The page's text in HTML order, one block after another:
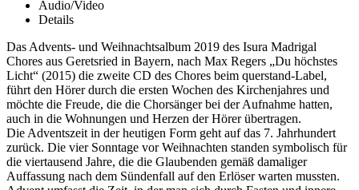
Audio/Video
Details
Das Advents- und Weihnachtsalbum 2019 des Isura Madrigal
Chores aus Geretsried in Bayern, nach Max Regers „Du höchstes
Licht“ (2015) die zweite CD des Chores beim querstand-Label,
führt den Hörer durch die ersten Wochen des Kirchenjahres und
möchte die Freude, die die Chorsänger bei der Aufnahme hatten,
auch in die Wohnungen und Herzen der Hörer übertragen.
Die Adventszeit in der heutigen Form geht auf das 7. Jahrhundert
zurück. Die vier Sonntage vor Weihnachten standen symbolisch für
die viertausend Jahre, die die Glaubenden gemäß damaliger
Auffassung nach dem Sündenfall auf den Erlöser warten mussten.